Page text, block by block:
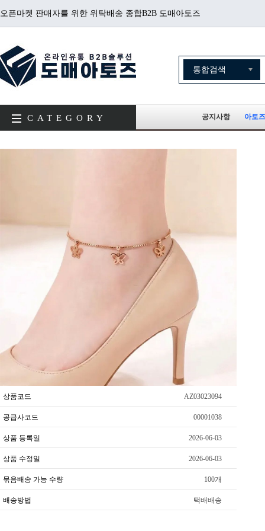
오픈마켓 판매자를 위한 위탁배송 종합B2B 도매아토즈
CATEGORY 공지사항 아토
상품코드 AZ03023094
공급사코드 00001038
상품 등록일 2026-06-03
상품 수정일 2026-06-03
묶음배송 가능 수량 100개
배송방법 택배배송